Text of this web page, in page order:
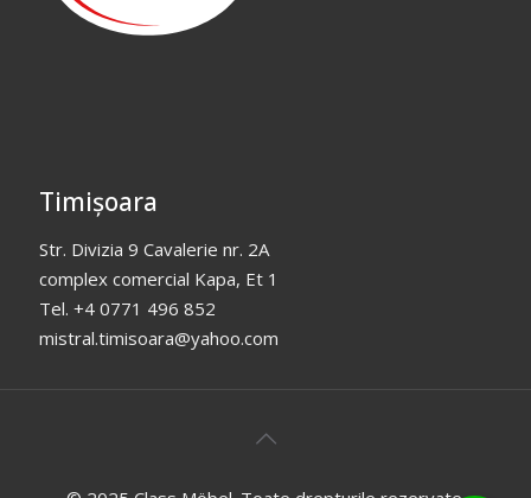
Timișoara
Str. Divizia 9 Cavalerie nr. 2A
complex comercial Kapa, Et 1
Tel. +4 0771 496 852
mistral.timisoara@yahoo.com